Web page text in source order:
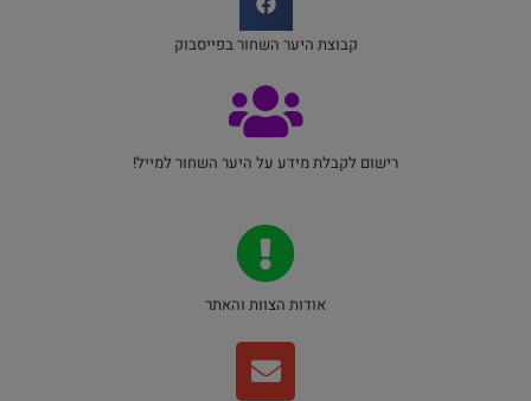
קבוצת היער השחור בפייסבוק
רישום לקבלת מידע על היער השחור למייל!
אודות הצוות והאתר